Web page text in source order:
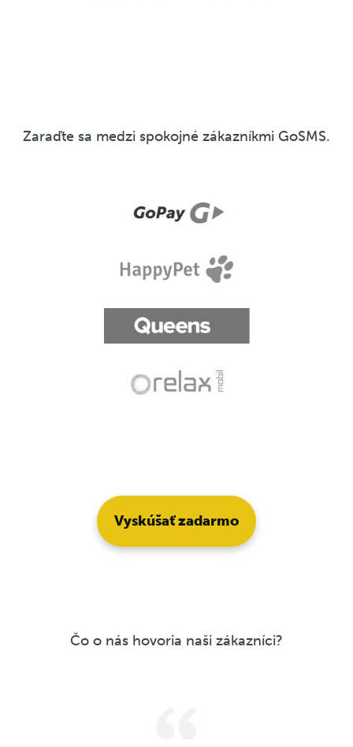
Zaraďte sa medzi spokojné zákazníkmi GoSMS.
Vyskúšať zadarmo
Čo o nás hovoria naši zákazníci?